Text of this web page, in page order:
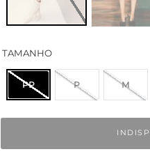
TAMANHO
PP P M